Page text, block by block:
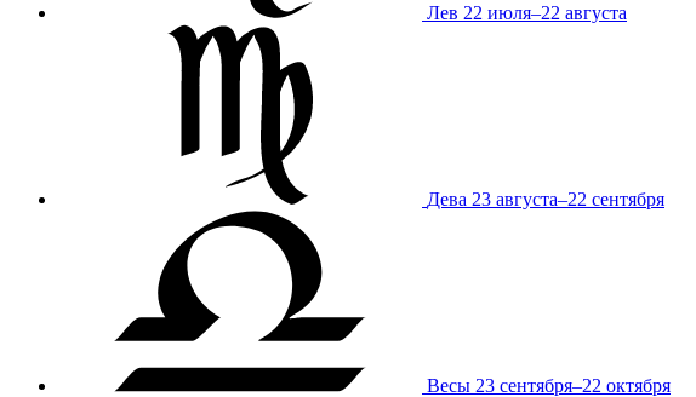
Лев 22 июля–22 августа
Дева 23 августа–22 сентября
Весы 23 сентября–22 октября